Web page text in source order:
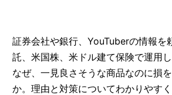
証券会社や銀行、YouTuberの情報を
託、米国株、米ドル建て保険で運用
なぜ、一見良さそうな商品なのに損
か。理由と対策についてわかりやすく